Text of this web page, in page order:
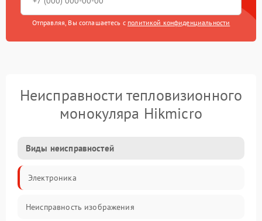
Отправляя, Вы соглашаетесь с политикой конфиденциальности
Неисправности тепловизионного
монокуляра Hikmicro
Виды неисправностей
Электроника
Неисправность изображения